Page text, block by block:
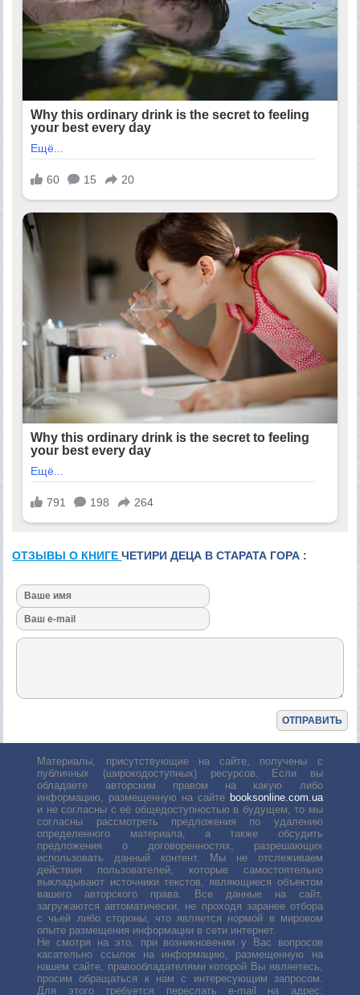
ОТЗЫВЫ О КНИГЕЧЕТИРИ ДЕЦА В СТАРАТА ГОРА :
Материалы, присутствующие на сайте, получены с
публичных (широкодоступных) ресурсов. Если вы
обладаете авторским правом на какую либо
информацию, размещенную на сайте booksonline.com.ua
и не согласны с её общедоступностью в будущем, то мы
согласны рассмотреть предложения по удалению
определенного материала, а также обсудить
предложения о договоренностях, разрешающих
использовать данный контент. Мы не отслеживаем
действия пользователей, которые самостоятельно
выкладывают источники текстов, являющиеся объектом
вашего авторского права. Все данные на сайт,
загружаются автоматически, не проходя заранее отбора
с чьей либо стороны, что является нормой в мировом
опыте размещения информации в сети интернет.
Не смотря на это, при возникновении у Вас вопросов
касательно ссылок на информацию, размещенную на
нашем сайте, правообладателями которой Вы являетесь,
просим обращаться к нам с интересующим запросом.
Для этого требуется переслать е-mail на адрес: